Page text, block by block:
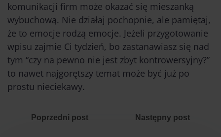
komunikacji firm może okazać się mieszanką
wybuchową. Nie działaj pochopnie, ale pamiętaj,
że to emocje rodzą emocje. Jeżeli przygotowanie
wpisu zajmie Ci tydzień, bo zastanawiasz się nad
tym “czy na pewno nie jest zbyt kontrowersyjny?”
to nawet najgorętszy temat może być już po
prostu nieciekawy.
Poprzedni post Następny post